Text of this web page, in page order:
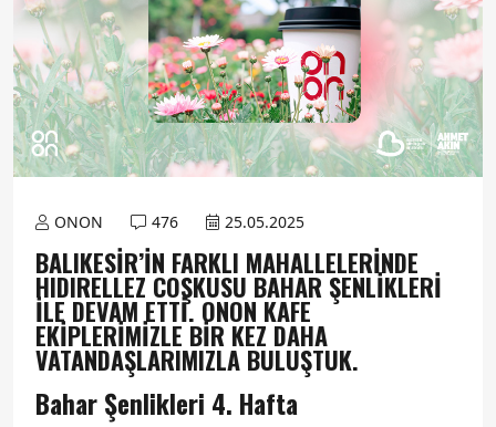
ONON 476 25.05.2025
BALIKESIR’IN FARKLI MAHALLELERINDE
HIDIRELLEZ COŞKUSU BAHAR ŞENLIKLERI
ILE DEVAM ETTI. ONON KAFE
EKIPLERIMIZLE BIR KEZ DAHA
VATANDAŞLARIMIZLA BULUŞTUK.
Bahar Şenlikleri 4. Hafta